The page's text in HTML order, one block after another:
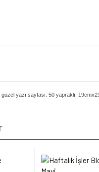
yazı sayfası. 50 yapraklı,